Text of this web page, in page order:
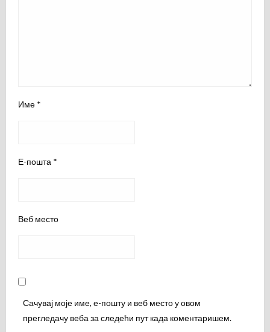
Име *
Е-пошта *
Веб место
Сачувај моје име, е-пошту и веб место у овом
прегледачу веба за следећи пут када коментаришем.